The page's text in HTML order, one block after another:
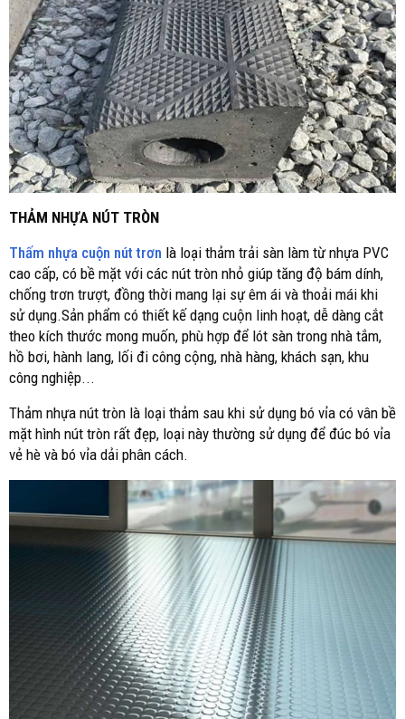
THẢM NHỰA NÚT TRÒN
Thấm nhựa cuộn nút trơn là loại thảm trải sàn làm từ nhựa PVC
cao cấp, có bề mặt với các nút tròn nhỏ giúp tăng độ bám dính,
chống trơn trượt, đồng thời mang lại sự êm ái và thoải mái khi
sử dụng.Sản phẩm có thiết kế dạng cuộn linh hoạt, dễ dàng cắt
theo kích thước mong muốn, phù hợp để lót sàn trong nhà tắm,
hồ bơi, hành lang, lối đi công cộng, nhà hàng, khách sạn, khu
công nghiệp...
Thảm nhựa nút tròn là loại thảm sau khi sử dụng bó vỉa có vân bề
mặt hình nút tròn rất đẹp, loại này thường sử dụng để đúc bó vỉa
vẻ hè và bó vỉa dải phân cách.